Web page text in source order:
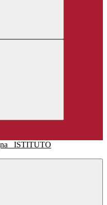
ISTITUTO